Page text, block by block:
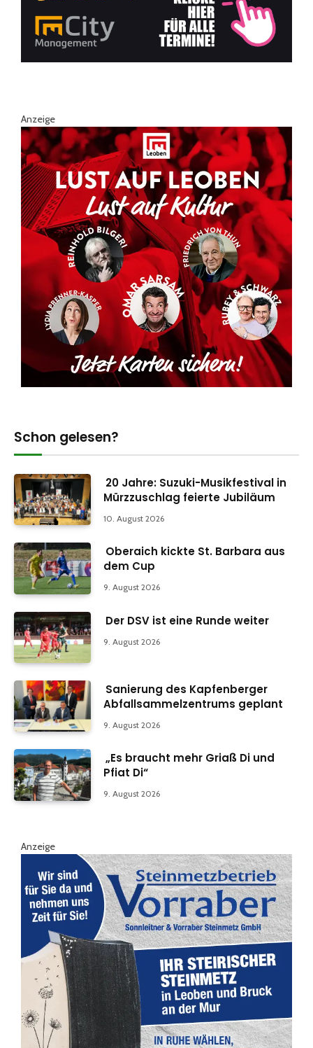
Anzeige
Schon gelesen?
20 Jahre: Suzuki-Musikfestival in
Mürzzuschlag feierte Jubiläum
10. August 2026
Oberaich kickte St. Barbara aus
dem Cup
9. August 2026
Der DSV ist eine Runde weiter
9. August 2026
Sanierung des Kapfenberger
Abfallsammelzentrums geplant
9. August 2026
„Es braucht mehr Griaß Di und
Pfiat Di“
9. August 2026
Anzeige